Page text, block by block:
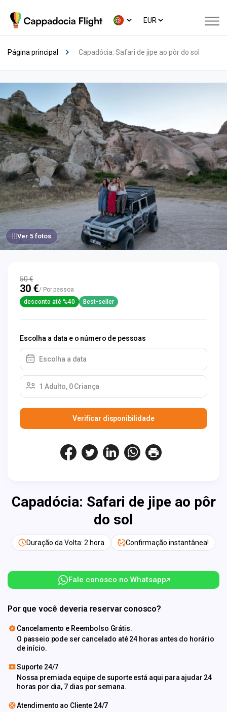
EUR
Página principal Capadócia: Safari de jipe ao pôr do sol
Ver 5 fotos
50 €
30 €/ Por pessoa
desconto até %40
Best-seller
Escolha a data e o número de pessoas
Escolha a data
1 Adulto, 0 Criança
Verificar disponibilidade
Capadócia: Safari de jipe ao pôr
do sol
Duração da Volta: 2 hora Confirmação instantânea!
Fale conosco no Whatsapp
Por que você deveria reservar conosco?
Cancelamento e Reembolso Grátis.
O passeio pode ser cancelado até 24 horas antes do horário
de início.
Suporte 24/7
Nossa premiada equipe de suporte está aqui para ajudar 24
horas por dia, 7 dias por semana.
Atendimento ao Cliente 24/7